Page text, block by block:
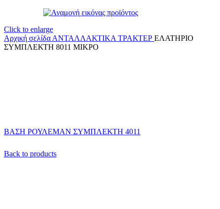
Click to enlarge
Αρχική σελίδα ΑΝΤΑΛΛΑΚΤΙΚΑ ΤΡΑΚΤΕΡ ΕΛΑΤΗΡΙΟ
ΣΥΜΠΛΕΚΤΗ 8011 ΜΙΚΡO
ΒΑΣΗ ΡΟΥΛΕΜΑΝ ΣΥΜΠΛΕΚΤΗ 4011
Back to products